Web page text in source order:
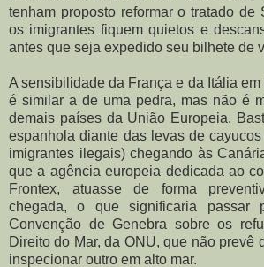
tenham proposto reformar o tratado de
os imigrantes fiquem quietos e
antes que seja expedido seu bilhete de
A sensibilidade da França e da Itália
é similar a de uma pedra, mas não é
demais países da União Europeia.
espanhola diante das levas de
imigrantes ilegais) chegando às
que a agência europeia dedicada ao
Frontex, atuasse de forma
chegada, o que significaria passar
Convenção de Genebra sobre os
Direito do Mar, da ONU, que não prevê
inspecionar outro em alto mar.